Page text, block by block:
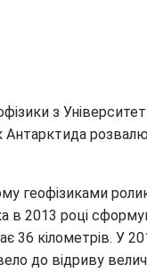
з
Антарктида
геофізиками
в 2013 році
36 кілометрів. У
до відриву